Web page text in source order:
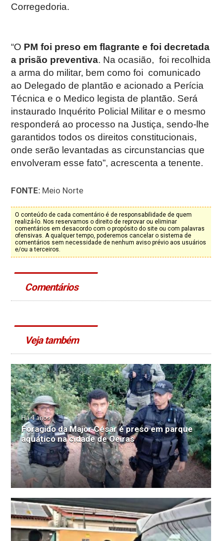
Corregedoria.
“O PM foi preso em flagrante e foi decretada
a prisão preventiva. Na ocasião, foi recolhida
a arma do militar, bem como foi comunicado
ao Delegado de plantão e acionado a Perícia
Técnica e o Medico legista de plantão. Será
instaurado Inquérito Policial Militar e o mesmo
responderá ao processo na Justiça, sendo-lhe
garantidos todos os direitos constitucionais,
onde serão levantadas as circunstancias que
envolveram esse fato”, acrescenta a tenente.
FONTE: Meio Norte
O conteúdo de cada comentário é de responsabilidade de quem
realizá-lo. Nos reservamos o direito de reprovar ou eliminar
comentários em desacordo com o propósito do site ou com palavras
ofensivas. A qualquer tempo, poderemos cancelar o sistema de
comentários sem necessidade de nenhum aviso prévio aos usuários
e/ou a terceiros.
Comentários
Veja também
Há 4 anos
Foragido da Major César é preso em parque
aquático na cidade de Oeiras